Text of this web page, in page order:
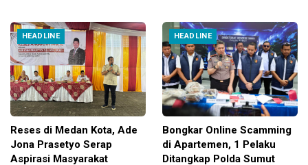
HEADLINE
Reses di Medan Kota, Ade
Jona Prasetyo Serap
Aspirasi Masyarakat
HEADLINE
Bongkar Online Scamming
di Apartemen, 1 Pelaku
Ditangkap Polda Sumut